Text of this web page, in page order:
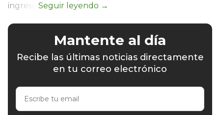
ingreso.
Mantente al día
Recibe las últimas noticias directamente
en tu correo electrónico
Escribe
email